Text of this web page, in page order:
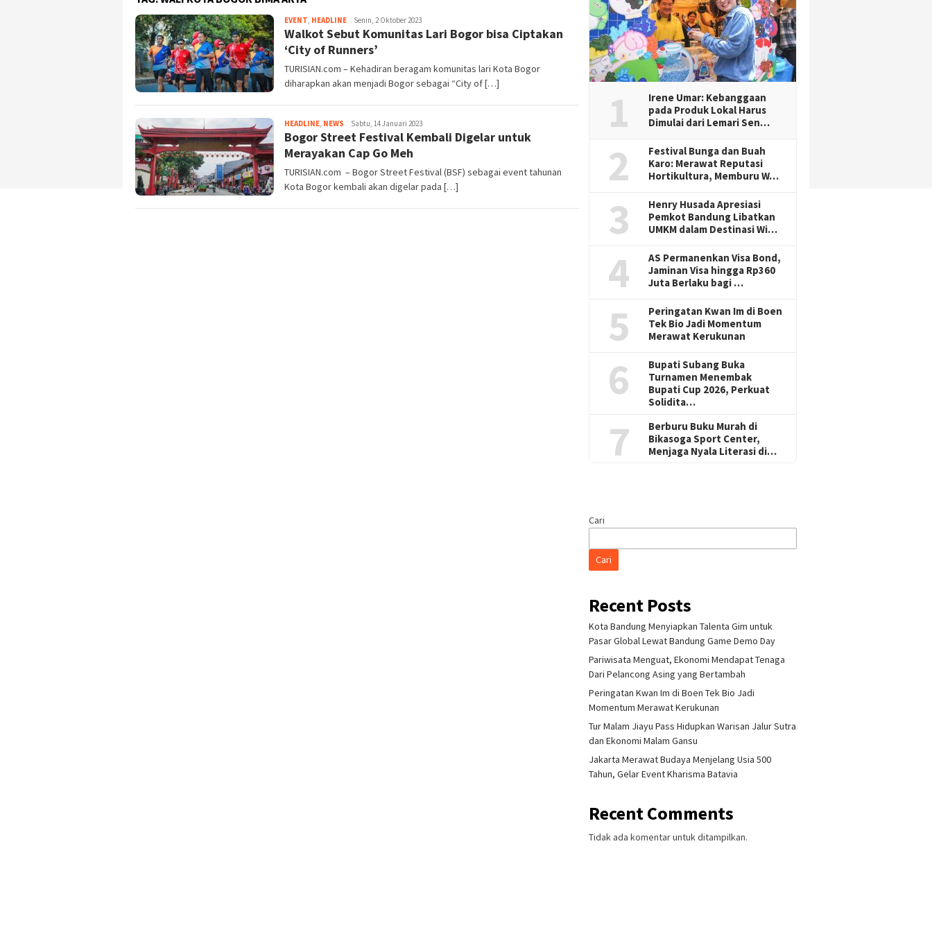
EVENT, HEADLINETim
Redaksi
Senin, 2 Oktober 2023
Walkot Sebut Komunitas Lari Bogor bisa Ciptakan
‘City of Runners’
TURISIAN.com – Kehadiran beragam komunitas lari Kota Bogor
diharapkan akan menjadi Bogor sebagai “City of […]
HEADLINE, NEWS Tim
Redaksi
Sabtu, 14 Januari 2023
Bogor Street Festival Kembali Digelar untuk
Merayakan Cap Go Meh
TURISIAN.com – Bogor Street Festival (BSF) sebagai event tahunan
Kota Bogor kembali akan digelar pada […]
1
Irene Umar: Kebanggaan
pada Produk Lokal Harus
Dimulai dari Lemari Sen…
2
Festival Bunga dan Buah
Karo: Merawat Reputasi
Hortikultura, Memburu W…
3
Henry Husada Apresiasi
Pemkot Bandung Libatkan
UMKM dalam Destinasi Wi…
4
AS Permanenkan Visa Bond,
Jaminan Visa hingga Rp360
Juta Berlaku bagi …
5
Peringatan Kwan Im di Boen
Tek Bio Jadi Momentum
Merawat Kerukunan
6
Bupati Subang Buka
Turnamen Menembak
Bupati Cup 2026, Perkuat
Solidita…
7
Berburu Buku Murah di
Bikasoga Sport Center,
Menjaga Nyala Literasi di…
Cari
Cari
Recent Posts
Kota Bandung Menyiapkan Talenta Gim untuk
Pasar Global Lewat Bandung Game Demo Day
Pariwisata Menguat, Ekonomi Mendapat Tenaga
Dari Pelancong Asing yang Bertambah
Peringatan Kwan Im di Boen Tek Bio Jadi
Momentum Merawat Kerukunan
Tur Malam Jiayu Pass Hidupkan Warisan Jalur Sutra
dan Ekonomi Malam Gansu
Jakarta Merawat Budaya Menjelang Usia 500
Tahun, Gelar Event Kharisma Batavia
Recent Comments
Tidak ada komentar untuk ditampilkan.